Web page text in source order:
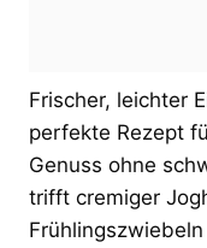
Frischer, leichter
perfekte Rezept
Genuss ohne
trifft cremiger